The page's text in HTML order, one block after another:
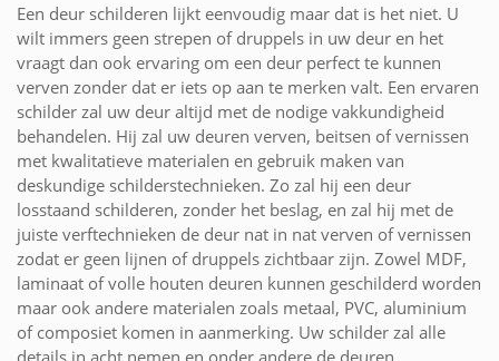
Een deur schilderen lijkt eenvoudig maar dat is het niet. U
wilt immers geen strepen of druppels in uw deur en het
vraagt dan ook ervaring om een deur perfect te kunnen
verven zonder dat er iets op aan te merken valt. Een ervaren
schilder zal uw deur altijd met de nodige vakkundigheid
behandelen. Hij zal uw deuren verven, beitsen of vernissen
met kwalitatieve materialen en gebruik maken van
deskundige schilderstechnieken. Zo zal hij een deur
losstaand schilderen, zonder het beslag, en zal hij met de
juiste verftechnieken de deur nat in nat verven of vernissen
zodat er geen lijnen of druppels zichtbaar zijn. Zowel MDF,
laminaat of volle houten deuren kunnen geschilderd worden
maar ook andere materialen zoals metaal, PVC, aluminium
of composiet komen in aanmerking. Uw schilder zal alle
details in acht nemen en onder andere de deuren